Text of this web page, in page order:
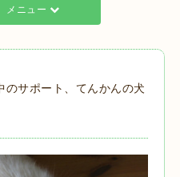
メニュー
のサポート、てんかんの犬